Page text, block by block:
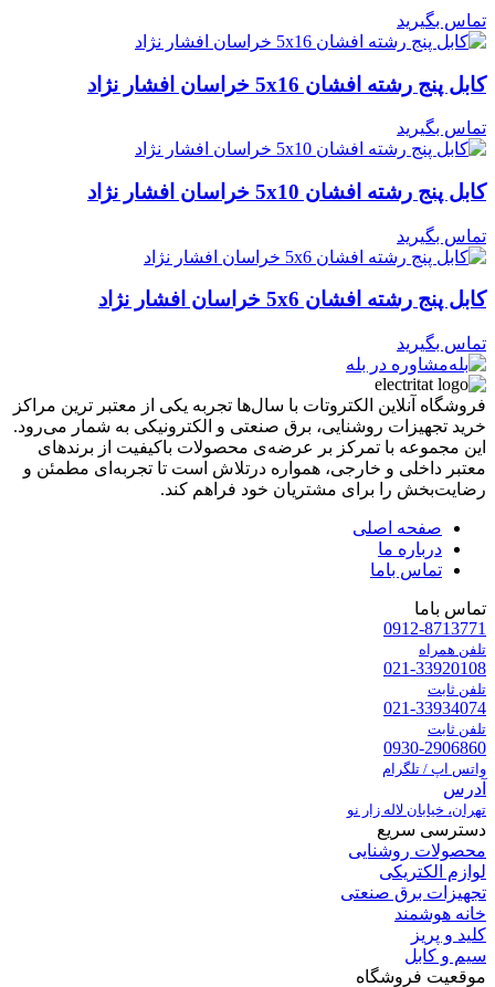
تماس بگیرید
کابل پنج رشته افشان 5x16 خراسان افشار نژاد
تماس بگیرید
کابل پنج رشته افشان 5x10 خراسان افشار نژاد
تماس بگیرید
کابل پنج رشته افشان 5x6 خراسان افشار نژاد
تماس بگیرید
مشاوره در بله
فروشگاه آنلاین الکتروتات با سال‌ها تجربه یکی از معتبر ترین مراکز
خرید تجهیزات روشنایی، برق صنعتی و الکترونیکی به شمار می‌رود.
این مجموعه با تمرکز بر عرضه‌ی محصولات باکیفیت از برندهای
معتبر داخلی و خارجی، همواره درتلاش است تا تجربه‌ای مطمئن و
رضایت‌بخش را برای مشتریان خود فراهم کند.
صفحه اصلی
درباره ما
تماس باما
تماس باما
0912-8713771
تلفن همراه
021-33920108
تلفن ثابت
021-33934074
تلفن ثابت
0930-2906860
واتس اپ / تلگرام
آدرس
تهران، خیابان لاله زار نو
دسترسی سریع
محصولات روشنایی
لوازم الکتریکی
تجهیزات برق صنعتی
خانه هوشمند
کلید و پریز
سیم و کابل
موقعیت فروشگاه